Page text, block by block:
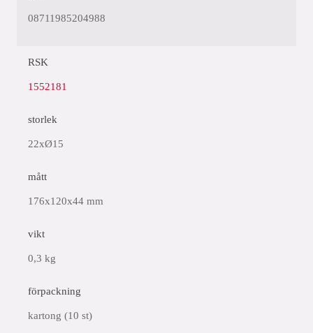
08711985204988
RSK
1552181
storlek
22xØ15
mått
176x120x44 mm
vikt
0,3 kg
förpackning
kartong (10 st)